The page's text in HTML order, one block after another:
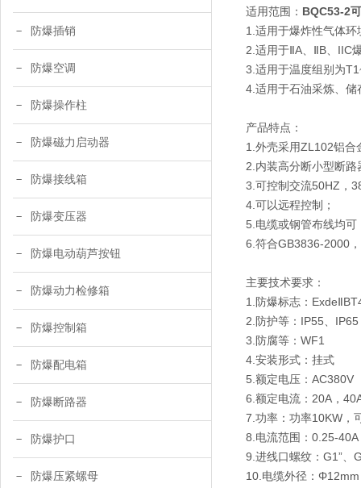
防爆插销
防爆空调
防爆操作柱
防爆磁力启动器
防爆接线箱
防爆变压器
防爆电动葫芦按钮
防爆动力检修箱
防爆控制箱
防爆配电箱
防爆断路器
防爆护口
防爆压紧螺母
适用范围： BQC53-2
1.适用于爆炸性气体环
2.适用于ⅡA、ⅡB、IIC
3.适用于温度组别为
4.适用于石油采炼、
产品特点：
1.外壳采用ZL102铝合
2.内装高分断小型断
3.可控制交流50HZ，
4.可以远程控制；
5.电缆或钢管布线均可
6.符合GB3836-2000
主要技术要求：
1.防爆标志：
2.防护等：IP55、IP65
3.防腐等：WF1
4.安装形式：挂式
5.额定电压：AC380V
6.额定电流：20A，
7.功率：功率10KW，
8.电流范围：0.25-40A
9.进线口螺纹：G1”、
10.电缆外径：